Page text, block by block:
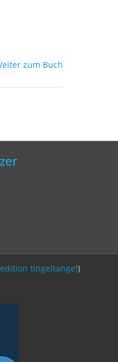
zum Buch
edition tingeltangel)